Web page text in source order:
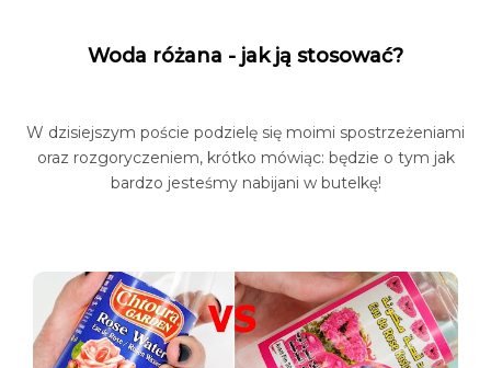
Woda różana - jak ją stosować?
W dzisiejszym poście podzielę się moimi spostrzeżeniami
oraz rozgoryczeniem, krótko mówiąc: będzie o tym jak
bardzo jesteśmy nabijani w butelkę!